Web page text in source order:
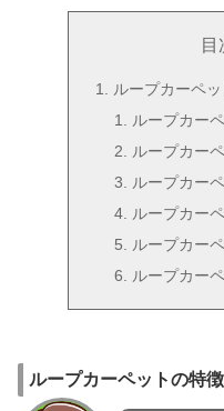
目
ループカーペ
ループカー
ループカー
ループカー
ループカー
ループカー
ループカー
ループカーペットの特